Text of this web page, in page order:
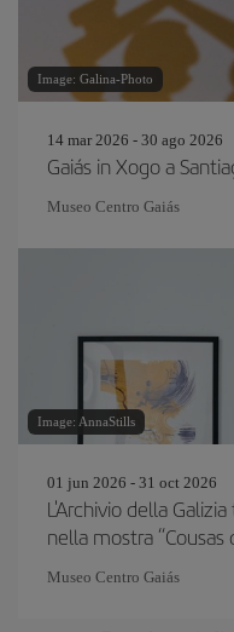
Image: Galina-Photo
14 mar 2026 - 30 ago 2026
Gaiás in Xogo a
Museo Centro Gaiás
Image: AnnaStills
01 jun 2026 - 31 oct 2026
L'Archivio della
nella mostra
Museo Centro Gaiás